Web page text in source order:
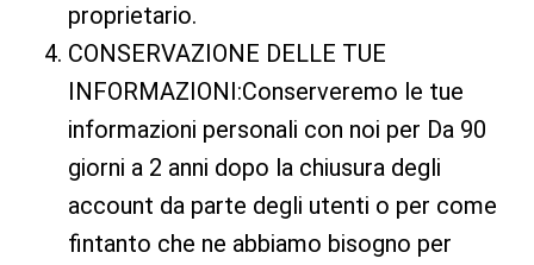
proprietario.
CONSERVAZIONE DELLE TUE
INFORMAZIONI:Conserveremo le tue
informazioni personali con noi per Da 90
giorni a 2 anni dopo la chiusura degli
account da parte degli utenti o per come
fintanto che ne abbiamo bisogno per